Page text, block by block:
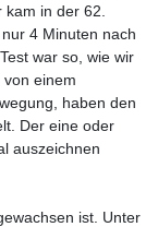
in der 62.
4 Minuten nach
war so, wie wir
einem
haben den
Der eine oder
auszeichnen
ist. Unter